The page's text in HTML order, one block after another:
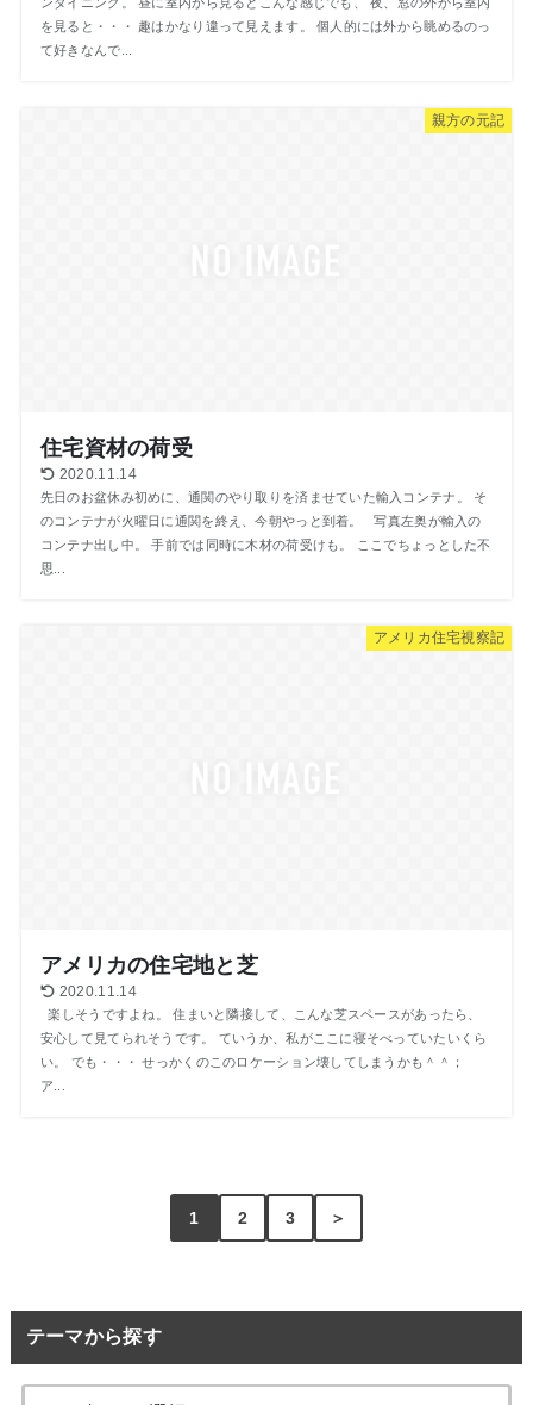
を見ると・・・ 趣はかなり違って見えます。 個人的には外から眺めるのっ
て好きなんで...
親方の元記
住宅資材の荷受
2020.11.14
先日のお盆休み初めに、通関のやり取りを済ませていた輸入コンテナ。 そ
のコンテナが火曜日に通関を終え、今朝やっと到着。 写真左奥が輸入の
コンテナ出し中。 手前では同時に木材の荷受けも。 ここでちょっとした不
思...
アメリカ住宅視察記
アメリカの住宅地と芝
2020.11.14
楽しそうですよね。 住まいと隣接して、こんな芝スペースがあったら、
安心して見てられそうです。 ていうか、私がここに寝そべっていたいくら
い。 でも・・・ せっかくのこのロケーション壊してしまうかも＾＾；
ア...
1 2 3 ＞
テーマから探す